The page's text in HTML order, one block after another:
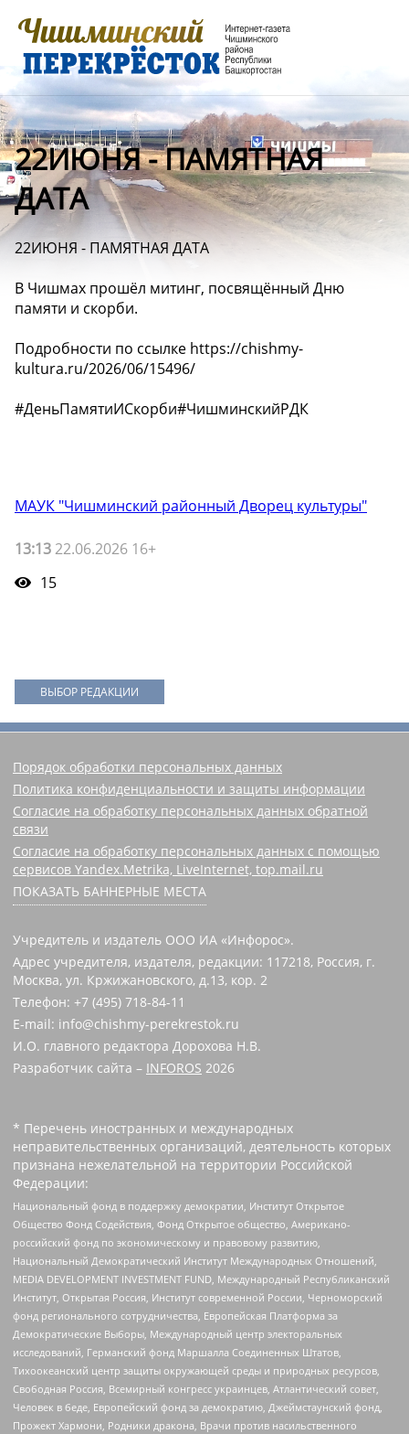
️22ИЮНЯ - ПАМЯТНАЯ
ДАТА
️22ИЮНЯ - ПАМЯТНАЯ ДАТА
В Чишмах прошёл митинг, посвящённый Дню
памяти и скорби.
Подробности по ссылке https://chishmy-
kultura.ru/2026/06/15496/
#ДеньПамятиИСкорби#ЧишминскийРДК
МАУК "Чишминский районный Дворец культуры"
13:13 22.06.2026 16+
15
ВЫБОР РЕДАКЦИИ
Порядок обработки персональных данных
Политика конфиденциальности и защиты информации
Согласие на обработку персональных данных обратной
связи
Согласие на обработку персональных данных с помощью
сервисов Yandex.Metrika, LiveInternet, top.mail.ru
ПОКАЗАТЬ БАННЕРНЫЕ МЕСТА
Учредитель и издатель ООО ИА «Инфорос».
Адрес учредителя, издателя, редакции: 117218, Россия, г.
Москва, ул. Кржижановского, д.13, кор. 2
Телефон: +7 (495) 718-84-11
E-mail: info@chishmy-perekrestok.ru
И.О. главного редактора Дорохова Н.В.
Разработчик сайта – INFOROS 2026
* Перечень иностранных и международных
неправительственных организаций, деятельность которых
признана нежелательной на территории Российской
Федерации:
Национальный фонд в поддержку демократии, Институт Открытое
Общество Фонд Содействия, Фонд Открытое общество, Американо-
российский фонд по экономическому и правовому развитию,
Национальный Демократический Институт Международных Отношений,
MEDIA DEVELOPMENT INVESTMENT FUND, Международный Республиканский
Институт, Открытая Россия, Институт современной России, Черноморский
фонд регионального сотрудничества, Европейская Платформа за
Демократические Выборы, Международный центр электоральных
исследований, Германский фонд Маршалла Соединенных Штатов,
Тихоокеанский центр защиты окружающей среды и природных ресурсов,
Свободная Россия, Всемирный конгресс украинцев, Атлантический совет,
Человек в беде, Европейский фонд за демократию, Джеймстаунский фонд,
Прожект Хармони, Родники дракона, Врачи против насильственного